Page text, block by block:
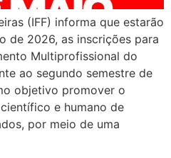
(IFF) informa que estarão
de 2026, as inscrições para
Multiprofissional do
ao segundo semestre de
objetivo promover o
e humano de
por meio de uma